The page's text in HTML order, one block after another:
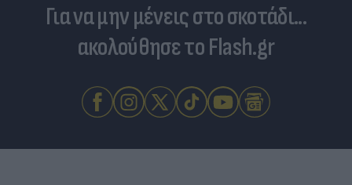
Για να μην μένεις στο σκοτάδι...
ακολούθησε το Flash.gr